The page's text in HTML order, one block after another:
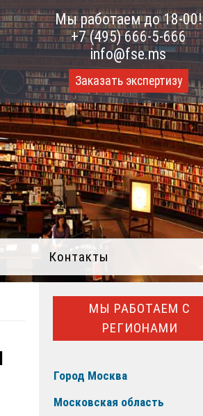
Мы работаем до 18-00!
+7 (495) 666-5-666
info@fse.ms
Заказать экспертизу
Контакты
МЫ РАБОТАЕМ С
РЕГИОНАМИ
Город Москва
Московская область